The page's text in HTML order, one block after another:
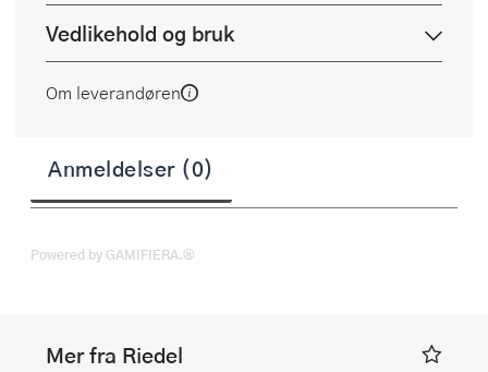
Vedlikehold og bruk
Om leverandøren
Anmeldelser (0)
Powered by GAMIFIERA.®
Mer fra Riedel